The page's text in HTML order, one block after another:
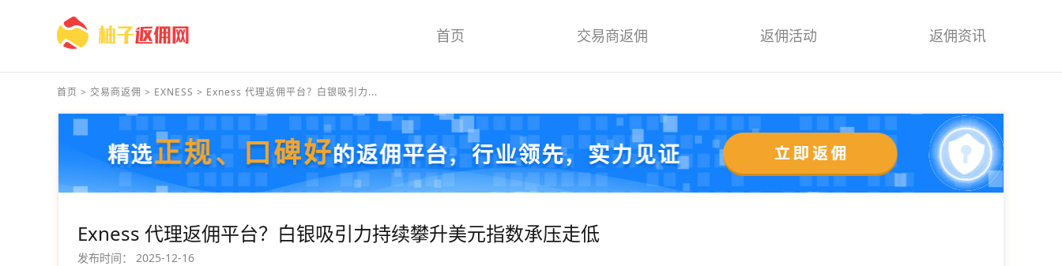
首页 交易商返佣 返佣活动 返佣资讯
首页 > 交易商返佣 > EXNESS > Exness 代理返佣平台？白银吸引力...
Exness 代理返佣平台？白银吸引力持续攀升美元指数承压走低
发布时间： 2025-12-16